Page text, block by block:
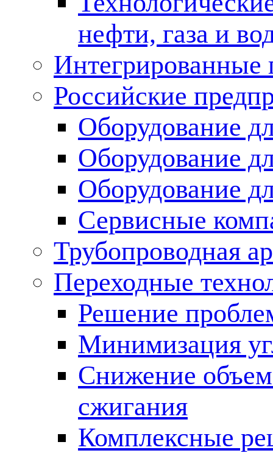
нефти, газа и
Российские
Оборудование
Оборудование
Оборудование
Сервисные
Трубопроводная
Переходные
Решение
Минимизация
Снижение
сжигания
Комплексные